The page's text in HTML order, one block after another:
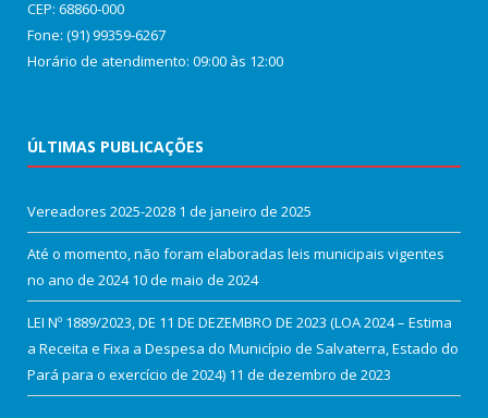
CEP: 68860‑000
Fone: (91) 99359-6267
Horário de atendimento: 09:00 às 12:00
ÚLTIMAS PUBLICAÇÕES
Vereadores 2025-2028 1 de janeiro de 2025
Até o momento, não foram elaboradas leis municipais vigentes
no ano de 2024 10 de maio de 2024
LEI Nº 1889/2023, DE 11 DE DEZEMBRO DE 2023 (LOA 2024 – Estima
a Receita e Fixa a Despesa do Município de Salvaterra, Estado do
Pará para o exercício de 2024) 11 de dezembro de 2023